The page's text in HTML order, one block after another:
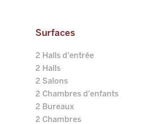
Surfaces
2 Halls d'entrée
2 Halls
2 Salons
2 Chambres d'enfants
2 Bureaux
2 Chambres